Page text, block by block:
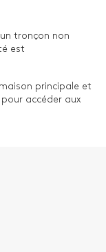
tronçon non
est
principale et
accéder aux